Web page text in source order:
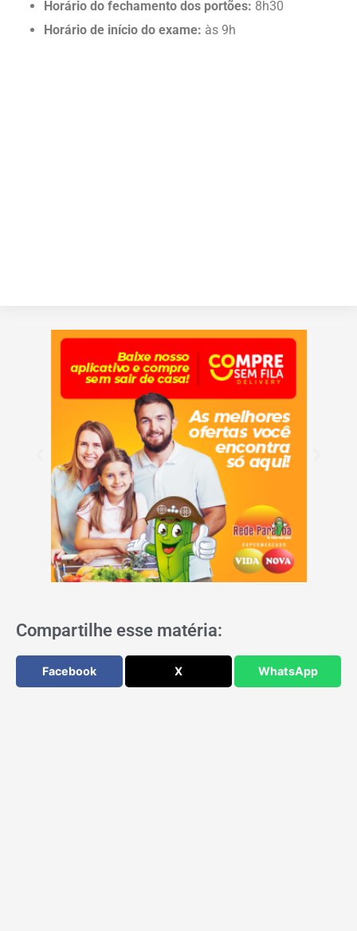
Horário do fechamento dos portões: 8h30
Horário de início do exame: às 9h
Compartilhe esse matéria:
Facebook X WhatsApp